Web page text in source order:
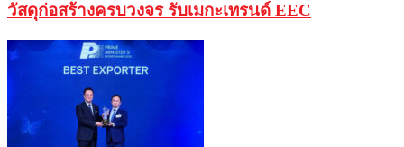
วัสดุก่อสร้างครบวงจร รับเมกะเทรนด์ EEC